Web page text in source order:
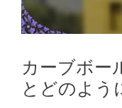
カーブボー
とどのよう